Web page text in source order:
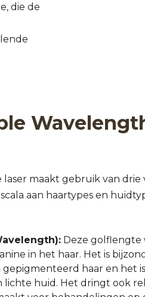
die de
maakt gebruik van drie
aan haartypes en
Deze golflengte
in het haar. Het is
haar en het
lichte huid. Het dringt ook